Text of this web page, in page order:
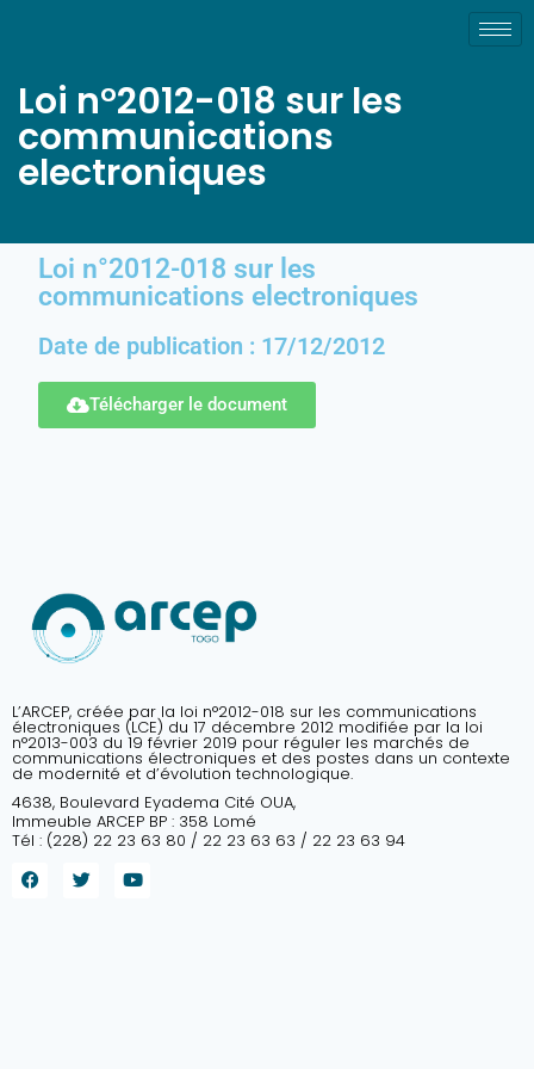
Loi n°2012-018 sur les
communications
electroniques
Loi n°2012-018 sur les
communications electroniques
Date de publication : 17/12/2012
Télécharger le document
L’ARCEP, créée par la loi n°2012-018 sur les communications
électroniques (LCE) du 17 décembre 2012 modifiée par la loi
n°2013-003 du 19 février 2019 pour réguler les marchés de
communications électroniques et des postes dans un contexte
de modernité et d’évolution technologique.
4638, Boulevard Eyadema Cité OUA,
Immeuble ARCEP BP : 358 Lomé
Tél : (228) 22 23 63 80 / 22 23 63 63 / 22 23 63 94